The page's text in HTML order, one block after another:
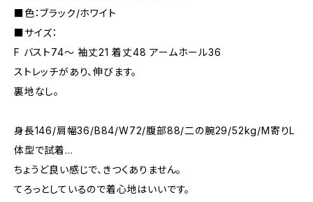
■色：ブラック/ホワイト
■サイズ：
F バスト74～ 袖丈21 着丈48 アームホール36
ストレッチがあり、伸びます。
裏地なし。
身長146/肩幅36/B84/W72/腹部88/二の腕29/52kg/M寄りL
体型で試着…
ちょうど良い感じで、きつくありません。
てろっとしているので着心地はいいです。